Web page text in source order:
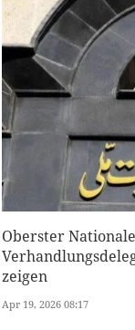
Oberster
zeigen
Apr 19, 2026 08:17